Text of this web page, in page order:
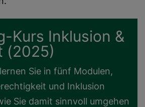
Kurs Inklusion &
(2025)
Sie in fünf Modulen,
und Inklusion
Sie damit sinnvoll umgehen